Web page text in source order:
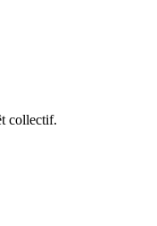
collectif.